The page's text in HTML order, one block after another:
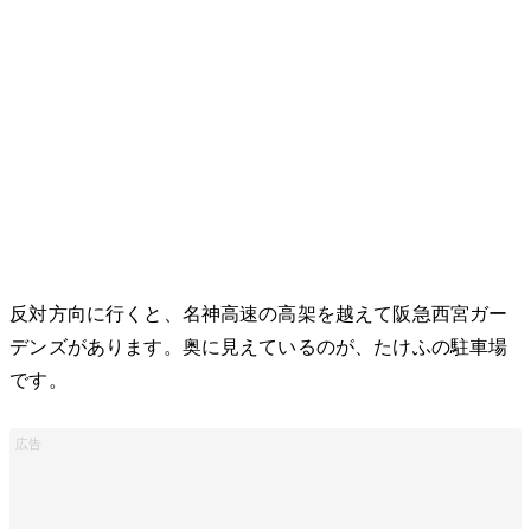
反対方向に行くと、名神高速の高架を越えて阪急西宮ガー
デンズがあります。奥に見えているのが、たけふの駐車場
です。